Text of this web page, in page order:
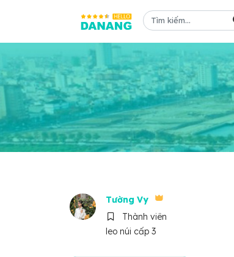
Tường Vy
Thành viên
leo núi cấp 3